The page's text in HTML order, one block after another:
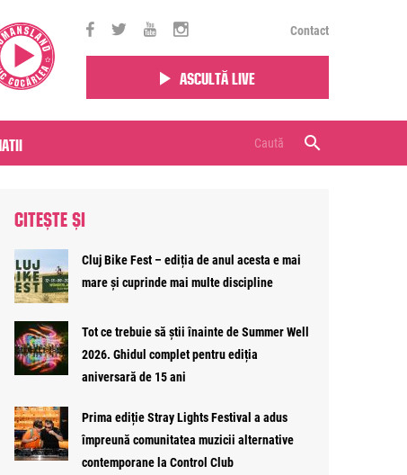
Contact
Ascultă live
CITEȘTE ȘI
Cluj Bike Fest – ediția de anul acesta e mai
mare și cuprinde mai multe discipline
Tot ce trebuie să știi înainte de Summer Well
2026. Ghidul complet pentru ediția
aniversară de 15 ani
Prima ediție Stray Lights Festival a adus
împreună comunitatea muzicii alternative
contemporane la Control Club